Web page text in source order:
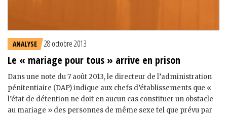
ANALYSE 28 octobre 2013
Le « mariage pour tous » arrive en prison
Dans une note du 7 août 2013, le directeur de l’administration
pénitentiaire (DAP) indique aux chefs d’établissements que «
l’état de détention ne doit en aucun cas constituer un obstacle
au mariage » des personnes de même sexe tel que prévu par